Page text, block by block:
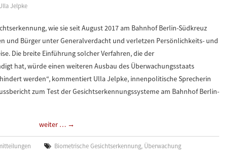
Jelpke
wie sie seit August 2017 am Bahnhof Berlin-Südkreuz
und Bürger unter Generalverdacht und verletzen Persönlichkeits- und
Die breite Einführung solcher Verfahren, die der
hat, würde einen weiteren Ausbau des Überwachungsstaats
werden“, kommentiert Ulla Jelpke, innenpolitische Sprecherin
zum Test der Gesichtserkennungssysteme am Bahnhof Berlin-
weiter … →
Biometrische Gesichtserkennung, Überwachung